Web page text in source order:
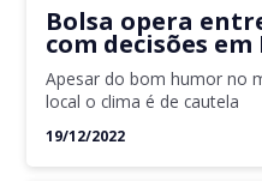
Bolsa opera
com decisões
Apesar do bom humor no
local o clima é de cautela
19/12/2022